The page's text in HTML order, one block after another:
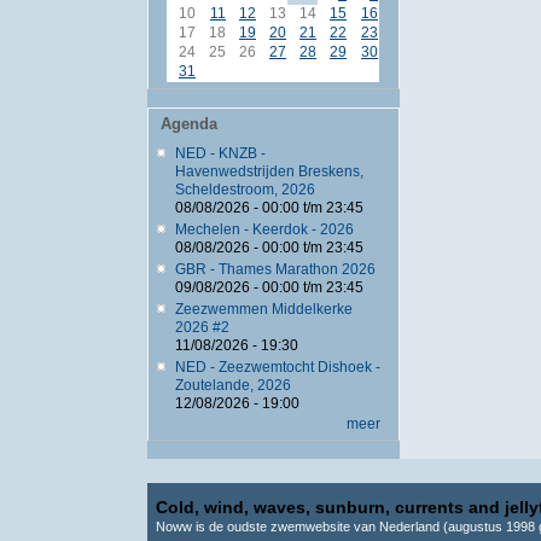
10
11 12 13 14 15
16
17
18 19 20 21 22
23
24
25 26 27 28 29
30
31
Agenda
NED - KNZB -
Havenwedstrijden Breskens,
Scheldestroom, 2026
08/08/2026 - 00:00t/m 23:45
Mechelen - Keerdok - 2026
08/08/2026 - 00:00t/m 23:45
GBR - Thames Marathon 2026
09/08/2026 - 00:00t/m 23:45
Zeezwemmen Middelkerke
2026 #2
11/08/2026 - 19:30
NED - Zeezwemtocht Dishoek -
Zoutelande, 2026
12/08/2026 - 19:00
meer
Cold, wind, waves, sunburn, currents and
Noww is de oudste zwemwebsite van Nederland (augustus 1998